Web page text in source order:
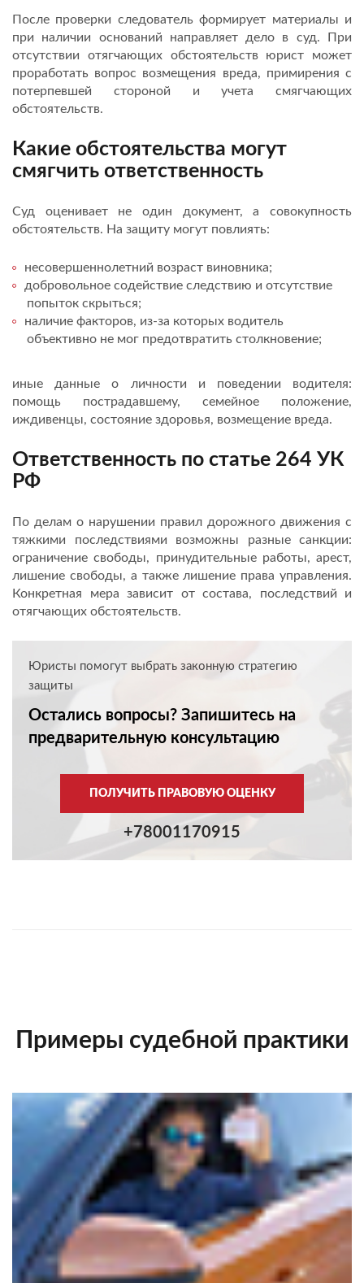
После проверки следователь формирует материалы и
при наличии оснований направляет дело в суд. При
отсутствии отягчающих обстоятельств юрист может
проработать вопрос возмещения вреда, примирения с
потерпевшей стороной и учета смягчающих
обстоятельств.
Какие обстоятельства могут
смягчить ответственность
Суд оценивает не один документ, а совокупность
обстоятельств. На защиту могут повлиять:
несовершеннолетний возраст виновника;
добровольное содействие следствию и отсутствие
попыток скрыться;
наличие факторов, из-за которых водитель
объективно не мог предотвратить столкновение;
иные данные о личности и поведении водителя:
помощь пострадавшему, семейное положение,
иждивенцы, состояние здоровья, возмещение вреда.
Ответственность по статье 264 УК
РФ
По делам о нарушении правил дорожного движения с
тяжкими последствиями возможны разные санкции:
ограничение свободы, принудительные работы, арест,
лишение свободы, а также лишение права управления.
Конкретная мера зависит от состава, последствий и
отягчающих обстоятельств.
Юристы помогут выбрать законную стратегию
защиты
Остались вопросы? Запишитесь на
предварительную консультацию
ПОЛУЧИТЬ ПРАВОВУЮ ОЦЕНКУ
+78001170915
Примеры судебной практики